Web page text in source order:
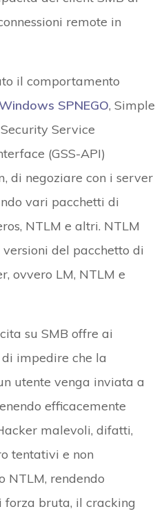
remote in
il comportamento
SPNEGO, Simple
Service
(GSS-API)
di negoziare con i server
vari pacchetti di
NTLM e altri. NTLM
del pacchetto di
ovvero LM, NTLM e
su SMB offre ai
impedire che la
utente venga inviata a
efficacemente
malevoli, difatti,
tentativi e non
NTLM, rendendo
bruta, il cracking